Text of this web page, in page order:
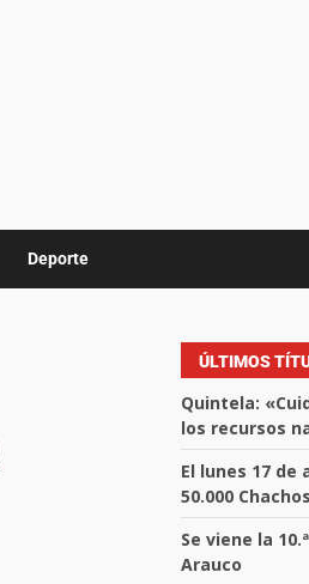
Deporte
ÚLTIMOS
Quintela:
los recursos
El lunes 17
50.000
Se viene la
Arauco